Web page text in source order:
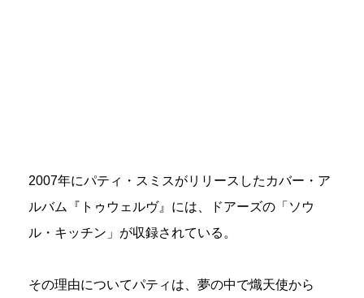
2007年にパティ・スミスがリリースしたカバー・ア
ルバム『トゥウェルヴ』には、ドアーズの「ソウ
ル・キッチン」が収録されている。
その理由についてパティは、夢の中で熾天使から